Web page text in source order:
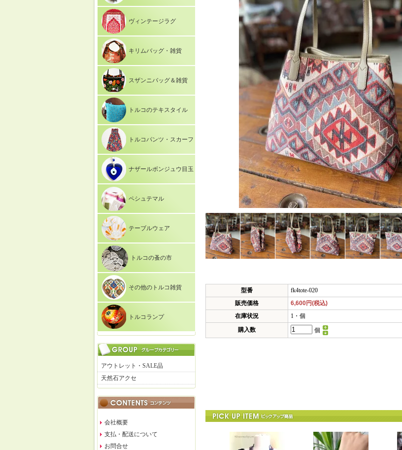
ヴィンテージラグ
キリムバッグ・雑貨
スザンニバッグ＆雑貨
トルコのテキスタイル
トルコパンツ・スカーフ
ナザールボンジュウ目玉
ペシュテマル
テーブルウェア
トルコの蚤の市
その他のトルコ雑貨
トルコランプ
アウトレット・SALE品
天然石アクセ
会社概要
支払・配送について
お問合せ
型番
fk4tote-020
販売価格
6,600円(税込)
在庫状況
1・個
購入数
個